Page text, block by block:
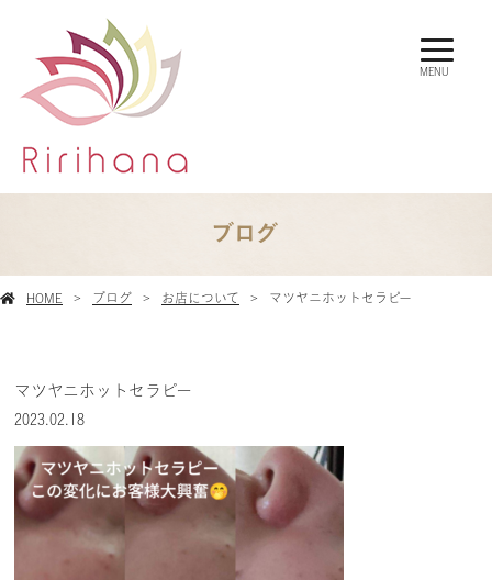
MENU
ブログ
HOME ブログ お店について マツヤニホットセラピー
マツヤニホットセラピー
2023.02.18